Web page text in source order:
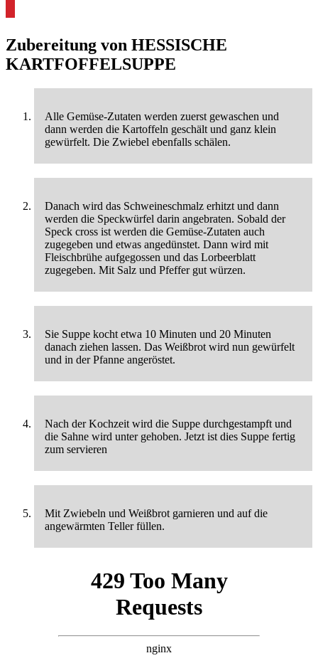
Zubereitung von HESSISCHE
KARTFOFFELSUPPE
Alle Gemüse-Zutaten werden zuerst gewaschen und
dann werden die Kartoffeln geschält und ganz klein
gewürfelt. Die Zwiebel ebenfalls schälen.
Danach wird das Schweineschmalz erhitzt und dann
werden die Speckwürfel darin angebraten. Sobald der
Speck cross ist werden die Gemüse-Zutaten auch
zugegeben und etwas angedünstet. Dann wird mit
Fleischbrühe aufgegossen und das Lorbeerblatt
zugegeben. Mit Salz und Pfeffer gut würzen.
Sie Suppe kocht etwa 10 Minuten und 20 Minuten
danach ziehen lassen. Das Weißbrot wird nun gewürfelt
und in der Pfanne angeröstet.
Nach der Kochzeit wird die Suppe durchgestampft und
die Sahne wird unter gehoben. Jetzt ist dies Suppe fertig
zum servieren
Mit Zwiebeln und Weißbrot garnieren und auf die
angewärmten Teller füllen.